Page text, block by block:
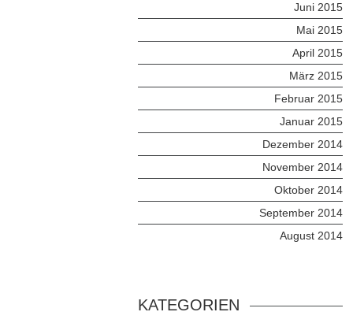
Juni 2015
Mai 2015
April 2015
März 2015
Februar 2015
Januar 2015
Dezember 2014
November 2014
Oktober 2014
September 2014
August 2014
KATEGORIEN